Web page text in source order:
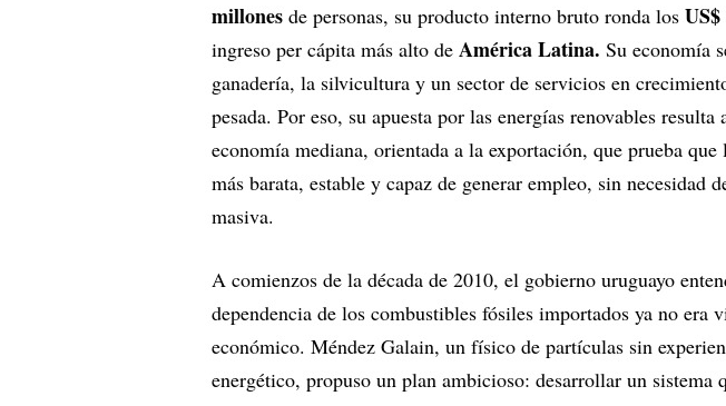
millones de personas, su producto interno bruto ronda los
ingreso per cápita más alto de América Latina. Su economía
ganadería, la silvicultura y un sector de servicios en
pesada. Por eso, su apuesta por las energías renovables
economía mediana, orientada a la exportación, que prueba
más barata, estable y capaz de generar empleo, sin necesidad
masiva.
A comienzos de la década de 2010, el gobierno uruguayo
dependencia de los combustibles fósiles importados ya no era
económico. Méndez Galain, un físico de partículas sin
energético, propuso un plan ambicioso: desarrollar un sistema